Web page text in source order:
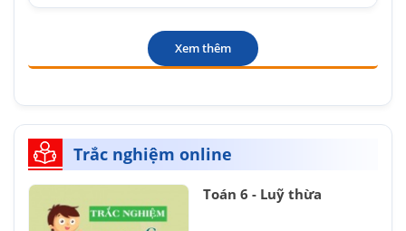
Xem thêm
Trắc nghiệm online
Toán 6 - Luỹ thừa